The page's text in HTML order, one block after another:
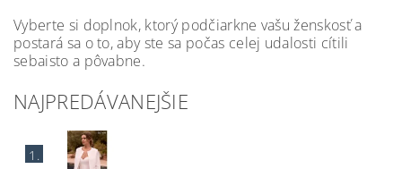
Vyberte si doplnok, ktorý podčiarkne vašu ženskosť a
postará sa o to, aby ste sa počas celej udalosti cítili
sebaisto a pôvabne.
NAJPREDÁVANEJŠIE
1.